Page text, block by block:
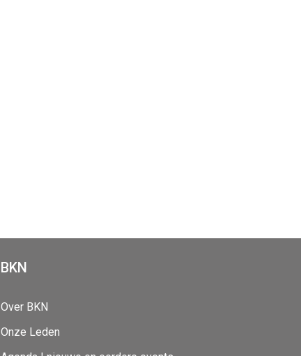
BKN
Over BKN
Onze Leden